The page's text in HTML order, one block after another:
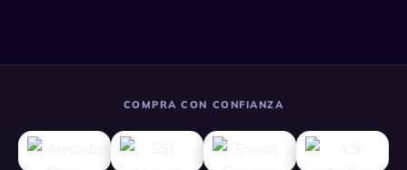
COMPRA CON CONFIANZA